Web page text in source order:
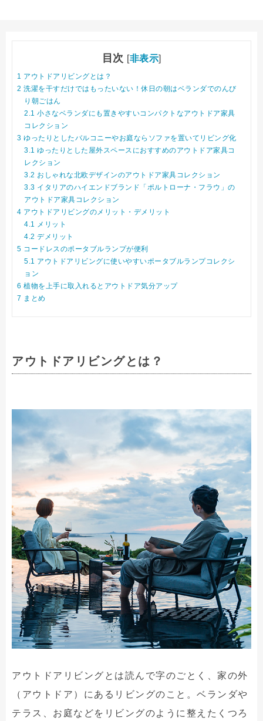
目次 [非表示]
1 アウトドアリビングとは？
2 洗濯を干すだけではもったいない！休日の朝はベランダでのんび
り朝ごはん
2.1 小さなベランダにも置きやすいコンパクトなアウトドア家具
コレクション
3 ゆったりとしたバルコニーやお庭ならソファを置いてリビング化
3.1 ゆったりとした屋外スペースにおすすめのアウトドア家具コ
レクション
3.2 おしゃれな北欧デザインのアウトドア家具コレクション
3.3 イタリアのハイエンドブランド「ポルトローナ・フラウ」の
アウトドア家具コレクション
4 アウトドアリビングのメリット・デメリット
4.1 メリット
4.2 デメリット
5 コードレスのポータブルランプが便利
5.1 アウトドアリビングに使いやすいポータブルランプコレクシ
ョン
6 植物を上手に取入れるとアウトドア気分アップ
7 まとめ
アウトドアリビングとは？
アウトドアリビングとは読んで字のごとく、家の外
（アウトドア）にあるリビングのこと。ベランダや
テラス、お庭などをリビングのように整えたくつろ